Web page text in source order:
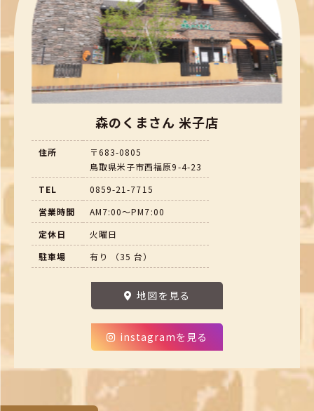
森のくまさん 米子店
住所
〒683-0805
鳥取県米子市西福原9-4-23
TEL
0859-21-7715
営業時間
AM7:00～PM7:00
定休日
火曜日
駐車場
有り （35 台）
地図を見る
instagramを見る